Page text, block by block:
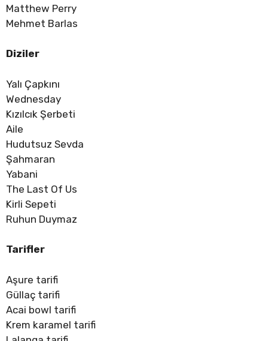
Matthew Perry
Mehmet Barlas
Diziler
Yalı Çapkını
Wednesday
Kızılcık Şerbeti
Aile
Hudutsuz Sevda
Şahmaran
Yabani
The Last Of Us
Kirli Sepeti
Ruhun Duymaz
Tarifler
Aşure tarifi
Güllaç tarifi
Acai bowl tarifi
Krem karamel tarifi